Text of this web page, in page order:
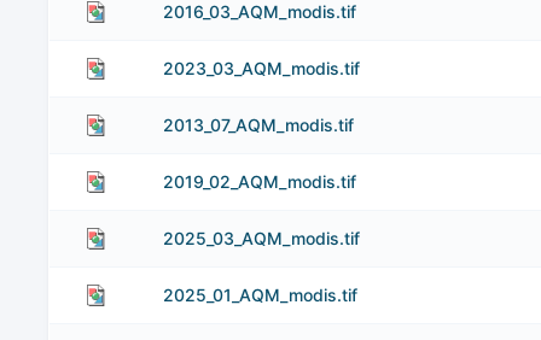
2016_03_AQM_modis.tif
2023_03_AQM_modis.tif
2013_07_AQM_modis.tif
2019_02_AQM_modis.tif
2025_03_AQM_modis.tif
2025_01_AQM_modis.tif